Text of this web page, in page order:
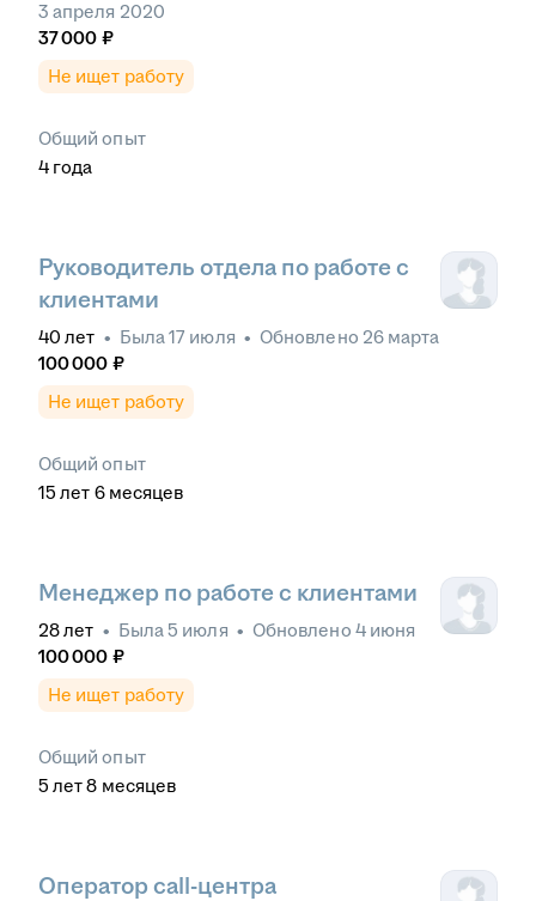
3 апреля 2020
37 000 ₽
Не ищет работу
Общий опыт
4 года
Руководитель отдела по работе с
клиентами
40 лет • Была17 июля • Обновлено 26 марта
100 000 ₽
Не ищет работу
Общий опыт
15 лет 6 месяцев
Менеджер по работе с клиентами
28лет • Была5 июля • Обновлено 4 июня
100 000 ₽
Не ищет работу
Общий опыт
5 лет 8 месяцев
Оператор call-центра